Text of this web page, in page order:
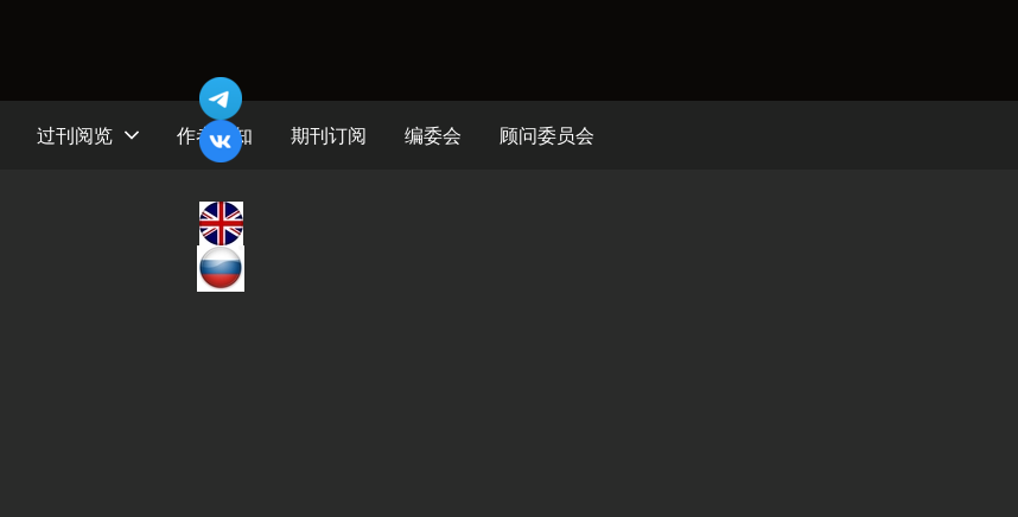
过刊阅览 作者须知 期刊订阅 编委会 顾问委员会